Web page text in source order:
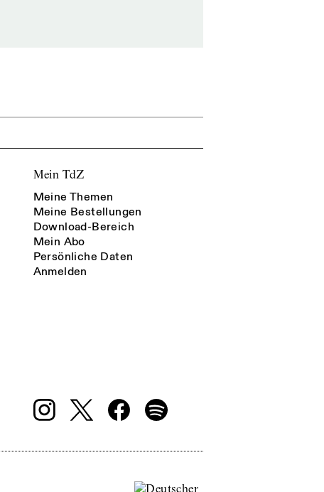
Mein TdZ
Meine Themen
Meine Bestellungen
Download-Bereich
Mein Abo
Persönliche Daten
Anmelden